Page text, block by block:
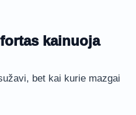
kainuoja
bet kai kurie mazgai